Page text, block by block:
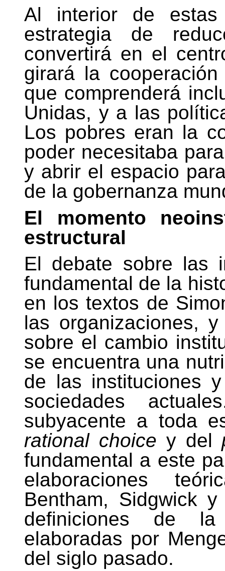
Al interior de estas
estrategia de
convertirá en el
girará la
que comprenderá
Unidas, y a las
Los pobres eran la
poder necesitaba
y abrir el espacio
de la gobernanza
El momento
estructural
El debate sobre las
fundamental de la
en los textos de
las organizaciones,
sobre el cambio
se encuentra una
de las instituciones
sociedades
subyacente a toda
rational choice y del
fundamental a este
elaboraciones
Bentham, Sidgwick
definiciones de
elaboradas por
del siglo pasado.